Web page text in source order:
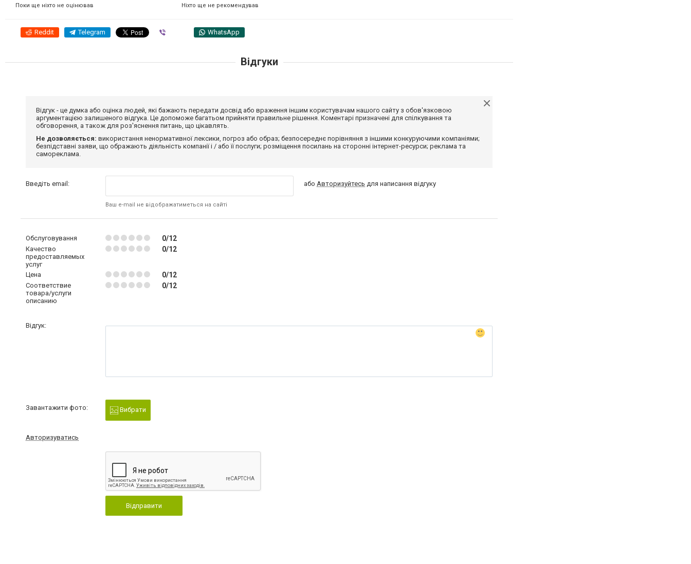
Поки ще ніхто не оцінював Ніхто ще не рекомендував
Reddit Telegram WhatsApp
Відгуки
Відгук - це думка або оцінка людей, які бажають передати досвід або враження іншим користувачам нашого сайту з обов'язковою
аргументацією залишеного відгука. Це допоможе багатьом прийняти правильне рішення. Коментарі призначені для спілкування та
обговорення, а також для роз'яснення питань, що цікавлять.
Не дозволяється: використання ненормативної лексики, погроз або образ; безпосереднє порівняння з іншими конкуруючими компаніями;
безпідставні заяви, що ображають діяльність компанії і / або її послуги; розміщення посилань на сторонні інтернет-ресурси; реклама та
самореклама.
Введіть email:
Ваш e-mail не відображатиметься на сайті
абоАвторизуйтесь для написання відгуку
Обслуговування 0/12
Качество
предоставляемых
услуг
0/12
Цена 0/12
Соответствие
товара/услуги
описанию
0/12
Відгук:
Завантажити фото: Вибрати
Авторизуватись
Відправити